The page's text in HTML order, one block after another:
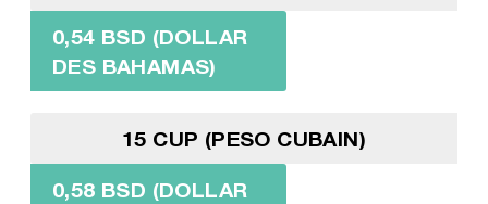
0,54 BSD (DOLLAR
DES BAHAMAS)
15 CUP (PESO CUBAIN)
0,58 BSD (DOLLAR